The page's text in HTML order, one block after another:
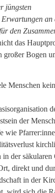
jüngsten
den
das
Bogen
Menschen
der
wie
der säkularen
direkt und
in der